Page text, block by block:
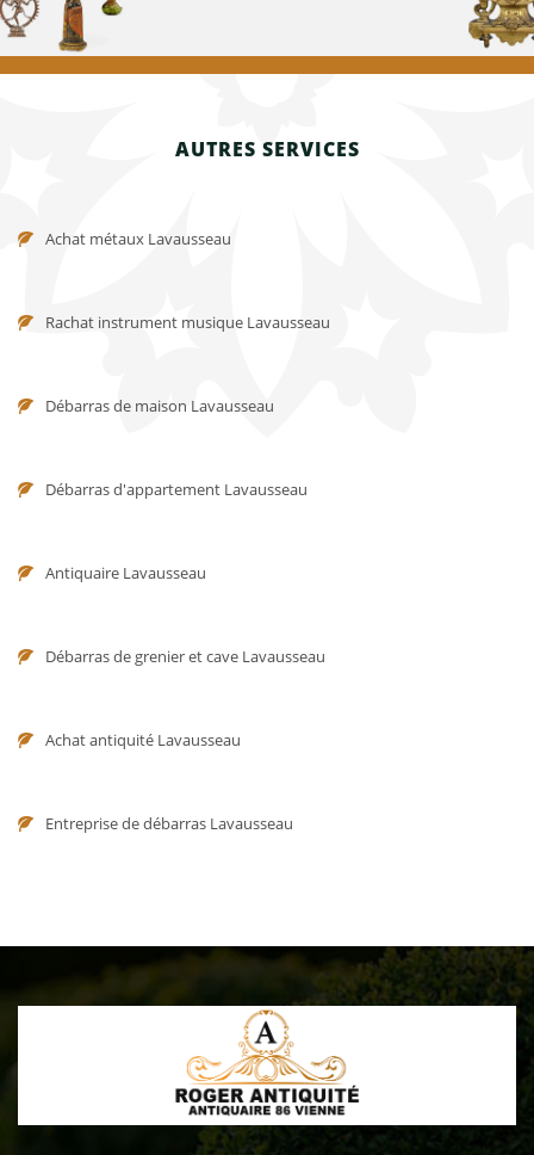
AUTRES SERVICES
Achat métaux Lavausseau
Rachat instrument musique Lavausseau
Débarras de maison Lavausseau
Débarras d'appartement Lavausseau
Antiquaire Lavausseau
Débarras de grenier et cave Lavausseau
Achat antiquité Lavausseau
Entreprise de débarras Lavausseau